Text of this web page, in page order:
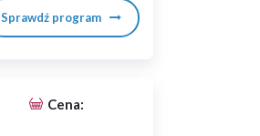
Sprawdź program
Cena: